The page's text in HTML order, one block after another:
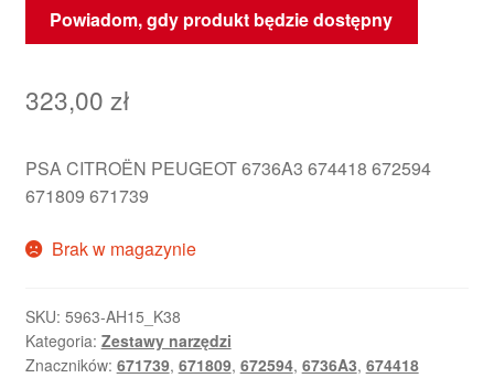
Powiadom, gdy produkt będzie dostępny
323,00 zł
PSA CITROËN PEUGEOT 6736A3 674418 672594
671809 671739
Brak w magazynie
SKU: 5963-AH15_K38
Kategoria: Zestawy narzędzi
Znaczników: 671739, 671809, 672594, 6736A3, 674418